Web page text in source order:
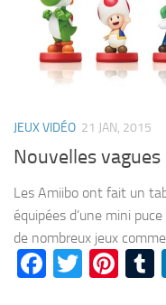
JEUX VIDÉO 21 JAN, 2015
Nouvelles
Les Amiibo ont fait un
équipées d’une mini
de nombreux jeux
Facebook